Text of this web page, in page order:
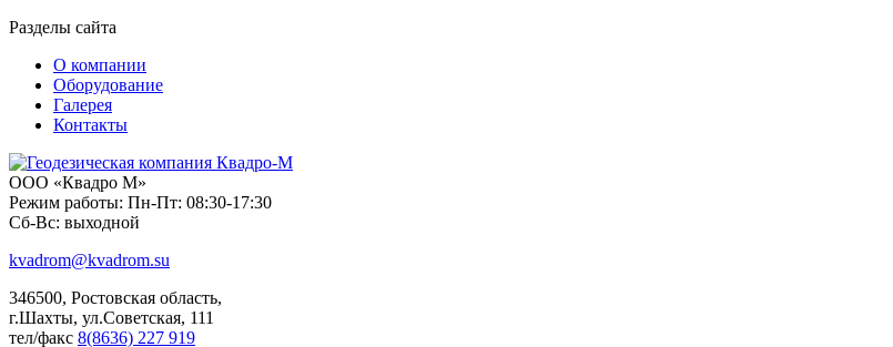
Разделы сайта
О компании
Оборудование
Галерея
Контакты
ООО «Квадро М»
Режим работы: Пн-Пт: 08:30-17:30
Сб-Вс: выходной
kvadrom@kvadrom.su
346500, Ростовская область,
г.Шахты, ул.Советская, 111
тел/факс 8(8636) 227 919